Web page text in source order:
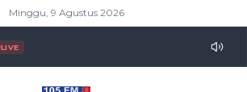
Minggu, 9 Agustus 2026
LIVE